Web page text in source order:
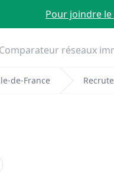
Pour joindre le
Comparateur réseaux
de-France